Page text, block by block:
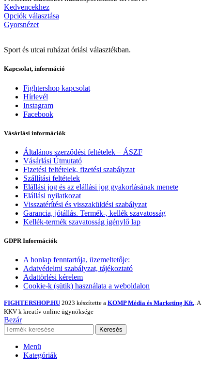
Kedvencekhez
Opciók választása
Gyorsnézet
Sport és utcai ruházat óriási választékban.
Kapcsolat, információ
Fightershop kapcsolat
Hírlevél
Instagram
Facebook
Vásárlási információk
Általános szerződési feltételek – ÁSZF
Vásárlási Útmutató
Fizetési feltételek, fizetési szabályzat
Szállítási feltételek
Elállási jog és az elállási jog gyakorlásának menete
Elállási nyilatkozat
Visszatérítési és visszaküldési szabályzat
Garancia, jótállás. Termék-, kellék szavatosság
Kellék-termék szavatosság igénylő lap
GDPR Információk
A honlap fenntartója, üzemeltetője:
Adatvédelmi szabályzat, tájékoztató
Adattörlési kérelem
Cookie-k (sütik) használata a weboldalon
FIGHTERSHOP.HU 2023 készítette a KOMP Média és Marketing Kft.. A
KKV-k kreatív online ügynöksége
Bezár
Keresés
Menü
Kategóriák